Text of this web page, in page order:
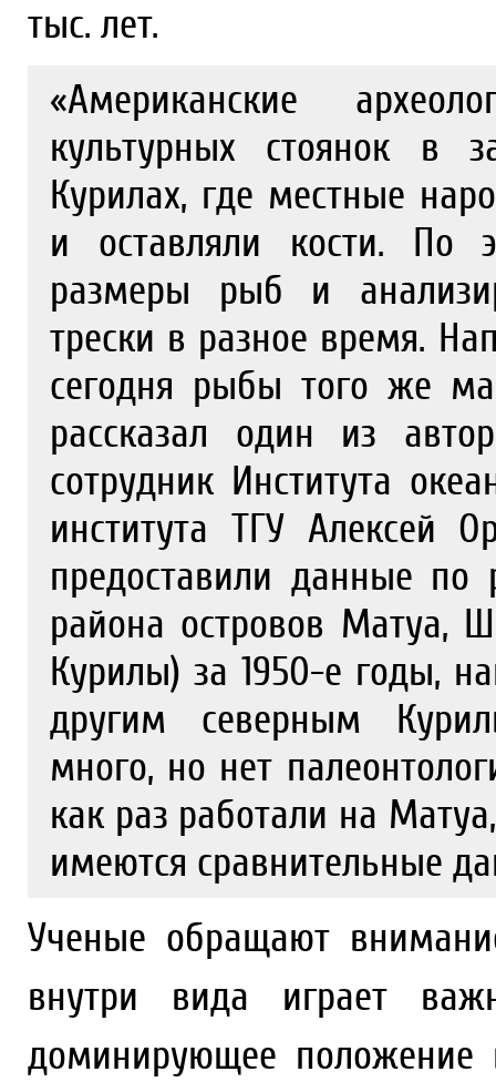
тыс. лет.
«Американские
культурных стоянок в
Курилах, где местные
и оставляли кости. По
размеры рыб и
трески в разное время.
сегодня рыбы того же
рассказал один из
сотрудник Института
института ТГУ
предоставили данные по
района островов Матуа,
Курилы) за 1950-е годы,
другим северным
много, но нет
как раз работали на
имеются сравнительные
Ученые обращают
внутри вида играет
доминирующее положение